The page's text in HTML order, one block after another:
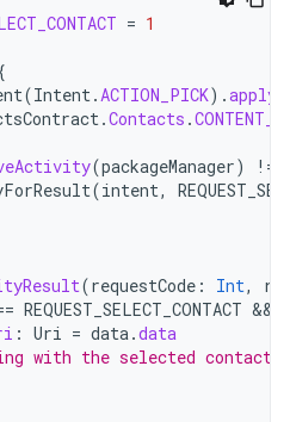
= 1
(Intent.ACTION_PICK).apply
.Contacts .
(packageManager) !=
(intent,
(requestCode : Int,
REQUEST_SELECT_CONTACT &&
: Uri = data.data
with the selected contact